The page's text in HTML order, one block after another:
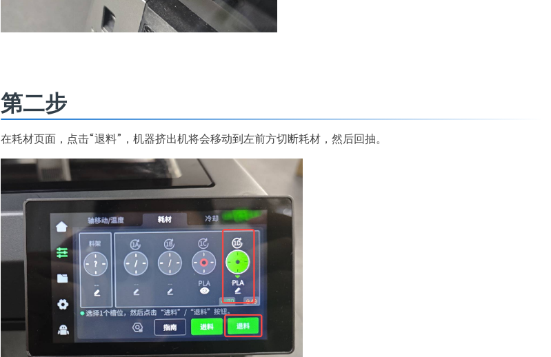
第二步
在耗材页面，点击“退料”，机器挤出机将会移动到左前方切断耗材，然后回抽。